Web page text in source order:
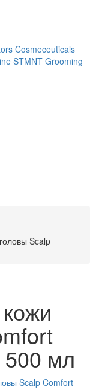
Cosmeceuticals
STMNT Grooming
Scalp
500 мл